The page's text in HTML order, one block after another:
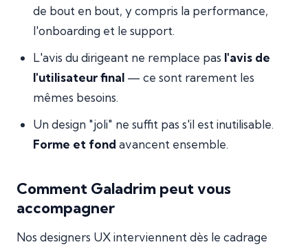
de bout en bout, y compris la performance,
l'onboarding et le support.
L'avis du dirigeant ne remplace pas l'avis de
l'utilisateur final — ce sont rarement les
mêmes besoins.
Un design "joli" ne suffit pas s'il est inutilisable.
Forme et fond avancent ensemble.
Comment Galadrim peut vous
accompagner
Nos designers UX interviennent dès le cadrage